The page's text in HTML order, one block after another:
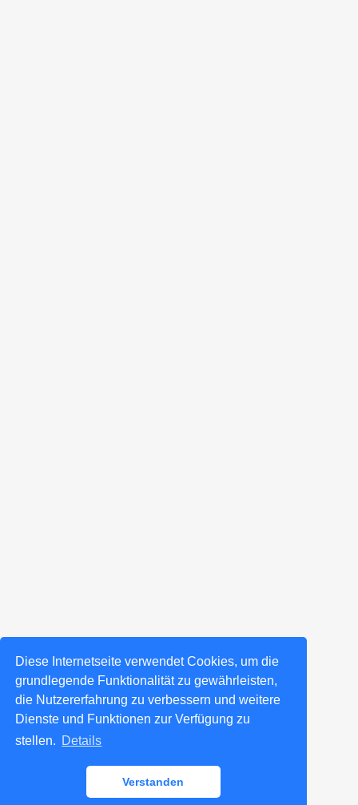
Diese Internetseite verwendet Cookies, um die
grundlegende Funktionalität zu gewährleisten,
die Nutzererfahrung zu verbessern und weitere
Dienste und Funktionen zur Verfügung zu
stellen. Details
Verstanden